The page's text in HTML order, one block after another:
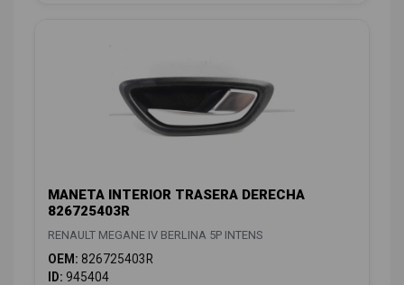
MANETA INTERIOR TRASERA DERECHA
826725403R
RENAULT MEGANE IV BERLINA 5P INTENS
OEM: 826725403R
ID: 945404